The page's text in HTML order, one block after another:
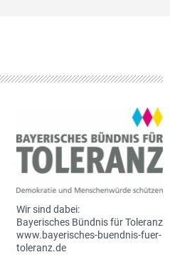
Wir sind dabei:
Bayerisches Bündnis für Toleranz
www.bayerisches-buendnis-fuer-
toleranz.de